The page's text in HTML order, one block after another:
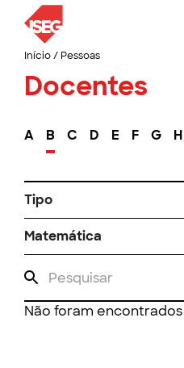
Início/ Pessoas
Docentes
A B C D E F G H
Tipo
Matemática
Não foram